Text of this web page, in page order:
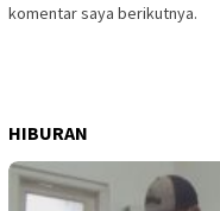
komentar saya berikutnya.
HIBURAN